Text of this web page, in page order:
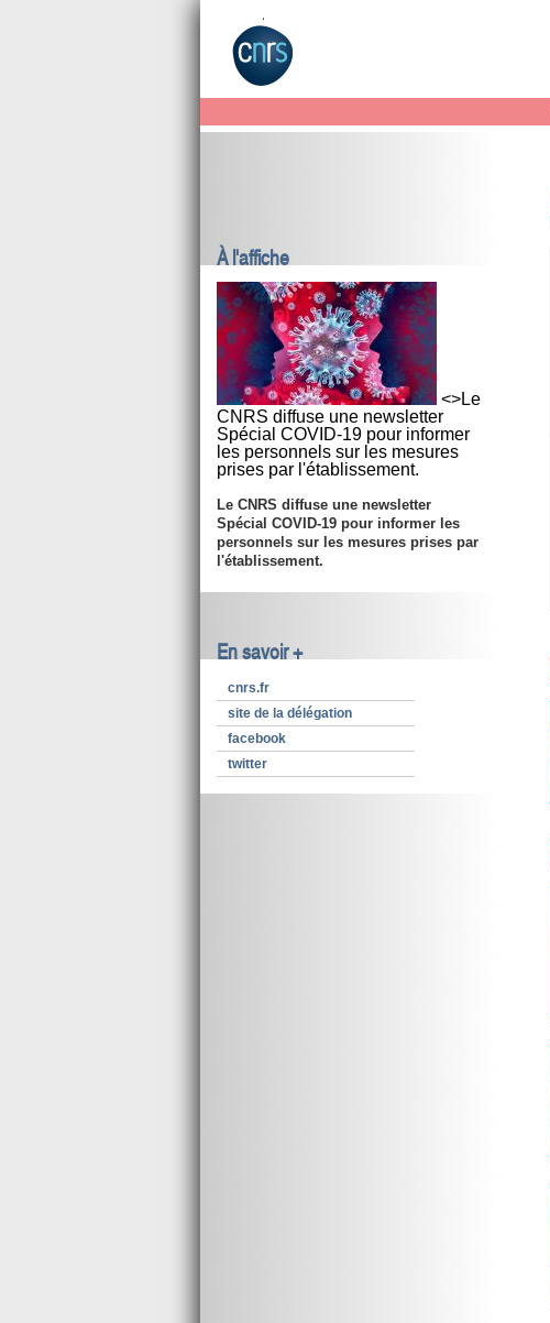
À l'affiche
<>Le
CNRS diffuse une newsletter
Spécial COVID-19 pour informer
les personnels sur les mesures
prises par l'établissement.
Le CNRS diffuse une newsletter
Spécial COVID-19 pour informer les
personnels sur les mesures prises par
l'établissement.
En savoir +
cnrs.fr
site de la délégation
facebook
twitter